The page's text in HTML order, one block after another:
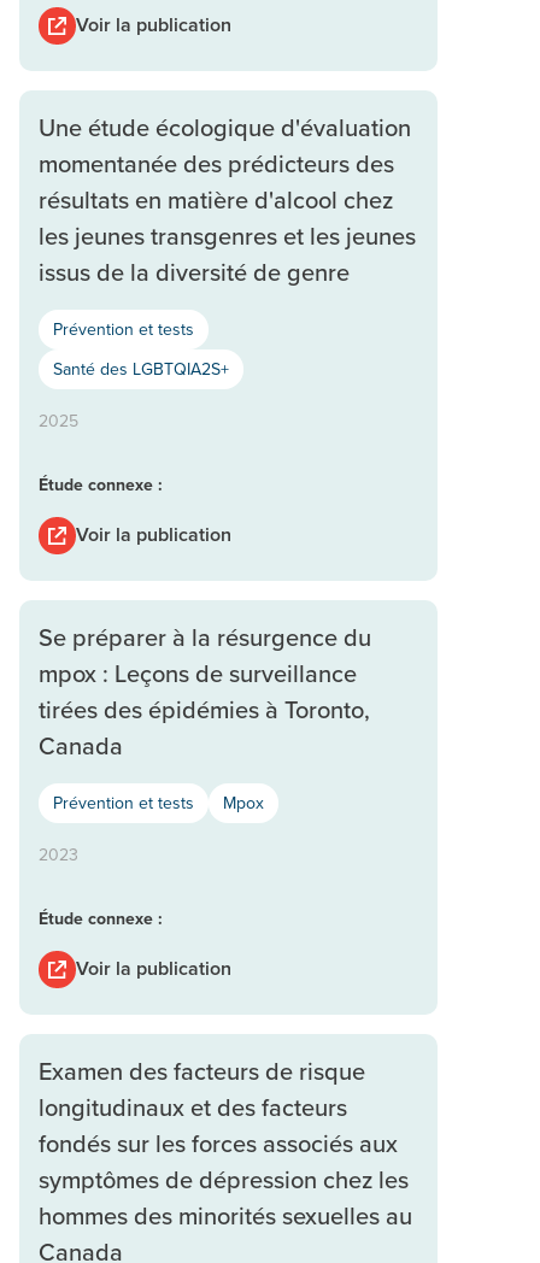
Voir la publication
Une étude écologique d'évaluation
momentanée des prédicteurs des
résultats en matière d'alcool chez
les jeunes transgenres et les jeunes
issus de la diversité de genre
Prévention et tests
Santé des LGBTQIA2S+
2025
Étude connexe :
Voir la publication
Se préparer à la résurgence du
mpox : Leçons de surveillance
tirées des épidémies à Toronto,
Canada
Prévention et tests Mpox
2023
Étude connexe :
Voir la publication
Examen des facteurs de risque
longitudinaux et des facteurs
fondés sur les forces associés aux
symptômes de dépression chez les
hommes des minorités sexuelles au
Canada